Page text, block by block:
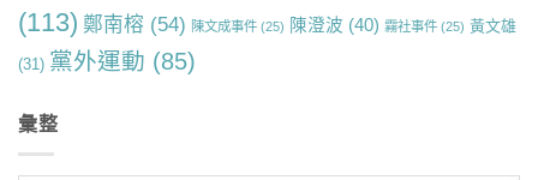
(113) 鄭南榕 (54) 陳文成事件 (25) 陳澄波 (40) 霧社事件 (25) 黃文雄
(31) 黨外運動 (85)
彙整